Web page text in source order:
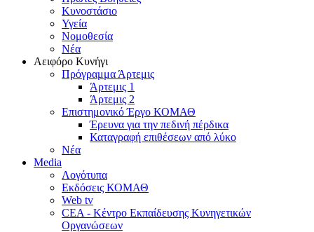
Κυνοστάσιο
Υγεία
Νομοθεσία
Νέα
Αειφόρο Κυνήγι
Πρόγραμμα Άρτεμις
Άρτεμις 1
Άρτεμις 2
Επιστημονικό Έργο ΚΟΜΑΘ
Έρευνα για την πεδινή πέρδικα
Καταγραφή επιθέσεων από λύκο
Νέα
Media
Λογότυπα
Εκδόσεις ΚΟΜΑΘ
Web tv
CEA - Κέντρο Εκπαίδευσης Κυνηγετικών
Οργανώσεων